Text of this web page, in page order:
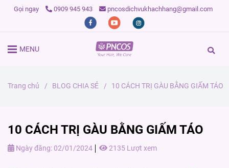
Gọi ngay 0909 945 943 pncosdichvukhachhang@gmail.com
MENU
Trang chủ / BLOG CHIA SẺ / 10 CÁCH TRỊ GÀU BẰNG GIẤM TÁO
10 CÁCH TRỊ GÀU BẰNG GIẤM TÁO
Ngày đăng:02/01/2024 2135 Lượt xem